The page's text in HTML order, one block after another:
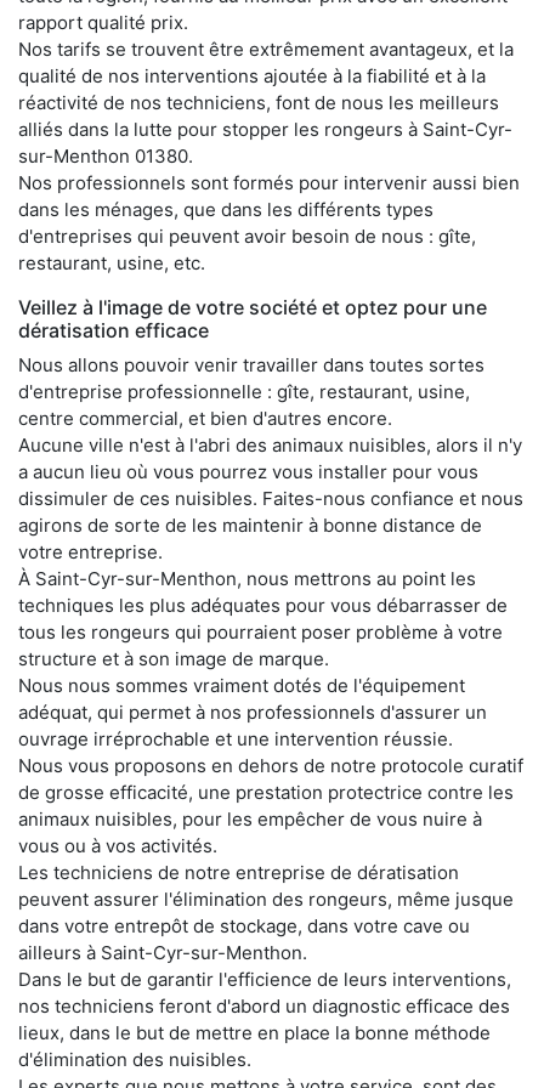
rapport qualité prix.
Nos tarifs se trouvent être extrêmement avantageux, et la
qualité de nos interventions ajoutée à la fiabilité et à la
réactivité de nos techniciens, font de nous les meilleurs
alliés dans la lutte pour stopper les rongeurs à Saint-Cyr-
sur-Menthon 01380.
Nos professionnels sont formés pour intervenir aussi bien
dans les ménages, que dans les différents types
d'entreprises qui peuvent avoir besoin de nous : gîte,
restaurant, usine, etc.
Veillez à l'image de votre société et optez pour une
dératisation efficace
Nous allons pouvoir venir travailler dans toutes sortes
d'entreprise professionnelle : gîte, restaurant, usine,
centre commercial, et bien d'autres encore.
Aucune ville n'est à l'abri des animaux nuisibles, alors il n'y
a aucun lieu où vous pourrez vous installer pour vous
dissimuler de ces nuisibles. Faites-nous confiance et nous
agirons de sorte de les maintenir à bonne distance de
votre entreprise.
À Saint-Cyr-sur-Menthon, nous mettrons au point les
techniques les plus adéquates pour vous débarrasser de
tous les rongeurs qui pourraient poser problème à votre
structure et à son image de marque.
Nous nous sommes vraiment dotés de l'équipement
adéquat, qui permet à nos professionnels d'assurer un
ouvrage irréprochable et une intervention réussie.
Nous vous proposons en dehors de notre protocole curatif
de grosse efficacité, une prestation protectrice contre les
animaux nuisibles, pour les empêcher de vous nuire à
vous ou à vos activités.
Les techniciens de notre entreprise de dératisation
peuvent assurer l'élimination des rongeurs, même jusque
dans votre entrepôt de stockage, dans votre cave ou
ailleurs à Saint-Cyr-sur-Menthon.
Dans le but de garantir l'efficience de leurs interventions,
nos techniciens feront d'abord un diagnostic efficace des
lieux, dans le but de mettre en place la bonne méthode
d'élimination des nuisibles.